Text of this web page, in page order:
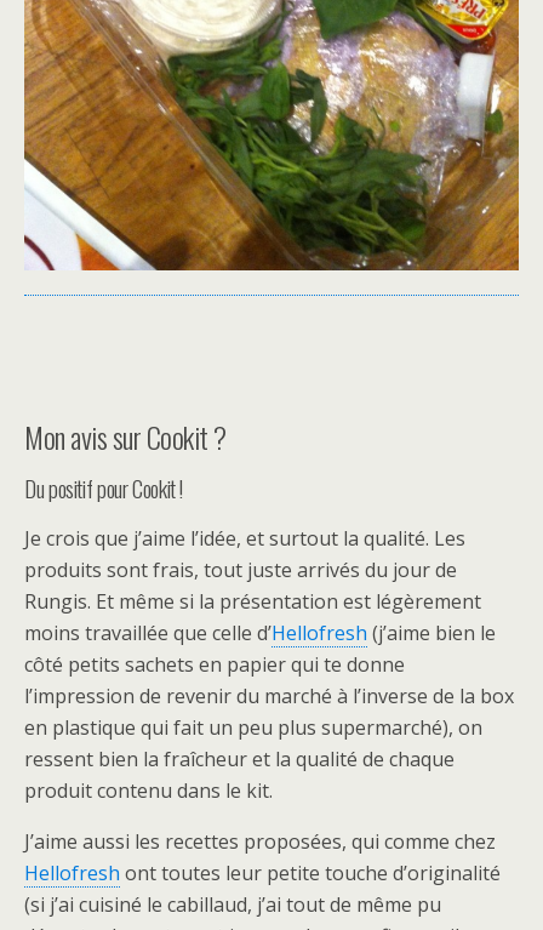
Mon avis sur Cookit ?
Du positif pour Cookit !
Je crois que j’aime l’idée, et surtout la qualité. Les
produits sont frais, tout juste arrivés du jour de
Rungis. Et même si la présentation est légèrement
moins travaillée que celle d’Hellofresh (j’aime bien le
côté petits sachets en papier qui te donne
l’impression de revenir du marché à l’inverse de la box
en plastique qui fait un peu plus supermarché), on
ressent bien la fraîcheur et la qualité de chaque
produit contenu dans le kit.
J’aime aussi les recettes proposées, qui comme chez
Hellofresh ont toutes leur petite touche d’originalité
(si j’ai cuisiné le cabillaud, j’ai tout de même pu